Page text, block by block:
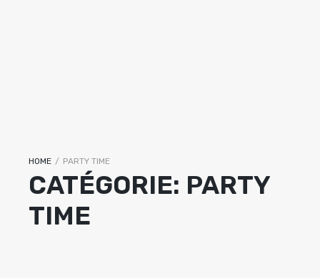
HOME / PARTY TIME
CATÉGORIE: PARTY
TIME